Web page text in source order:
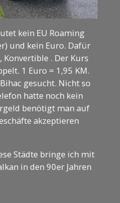
kein EU Roaming
und kein Euro. Dafür
Konvertible . Der Kurs
1 Euro = 1,95 KM.
gesucht. Nicht so
hatte noch kein
benötigt man auf
akzeptieren
Städte bringe ich mit
in den 90er Jahren